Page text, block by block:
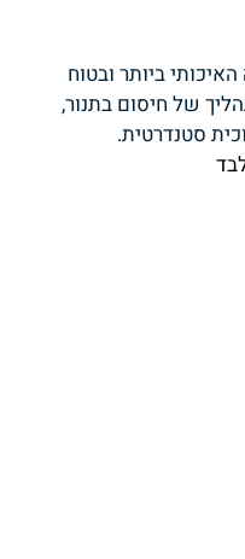
ביותר ובטוח
של חיסום בתנור,